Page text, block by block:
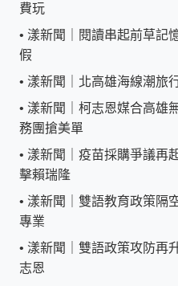
費玩
• 漾新聞｜閱讀串起前草
假
• 漾新聞｜北高雄海線潮
• 漾新聞｜柯志恩媒合高
務團搶美單
• 漾新聞｜疫苗採購爭議再
擊賴瑞隆
• 漾新聞｜雙語教育政策
專業
• 漾新聞｜雙語政策攻防再
志恩